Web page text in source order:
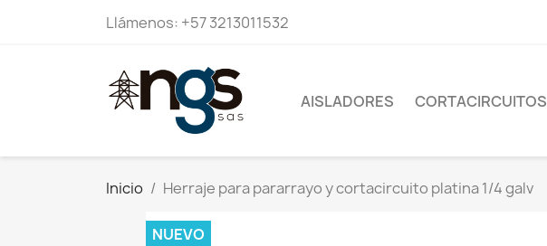
Llámenos: +57 3213011532
AISLADORES CORTACIRCUITOS
Inicio Herraje para pararrayo y cortacircuito platina 1/4 galv
NUEVO